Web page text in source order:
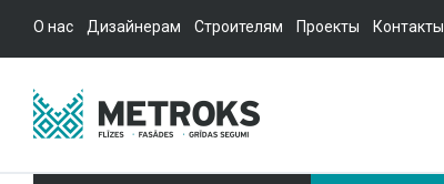
О нас Дизайнерам Строителям Проекты Контакты